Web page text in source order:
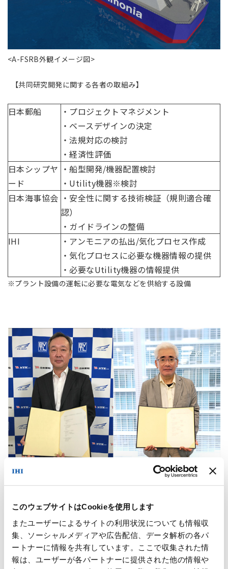
このウェブサイトはCookieを使用します
またユーザーによるサイトの利用状況についても情報収
集、ソーシャルメディアや広告配信、データ解析の各パ
ートナーに情報を共有しています。ここで収集された情
報は、ユーザーが各パートナーに提供された他の情報や
<A-FSRB外観イメージ図>
【共同研究開発に関する各者の取組み】
日本郵船
・プロジェクトマネジメント
・ベースデザインの決定
・法規対応の検討
・経済性評価
日本シップヤ
ード
・船型開発/機器配置検討
・Utility機器※検討
日本海事協会 ・安全性に関する技術検証（規則適合確
認）
・ガイドラインの整備
IHI
・アンモニアの払出/気化プロセス作成
・気化プロセスに必要な機器情報の提供
・必要なUtility機器の情報提供
※プラント設備の運転に必要な電気などを供給する設備